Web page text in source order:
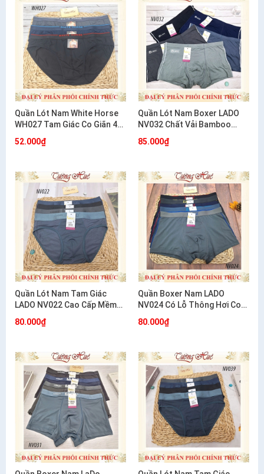
Quần Lót Nam White Horse
WH027 Tam Giác Co Giãn 4
52.000₫
Quần Lót Nam Boxer LADO
NV032 Chất Vải Bamboo
85.000₫
Quần Lót Nam Tam Giác
LADO NV022 Cao Cấp Mềm
80.000₫
Quần Boxer Nam LADO
NV024 Có Lỗ Thông Hơi Co
80.000₫